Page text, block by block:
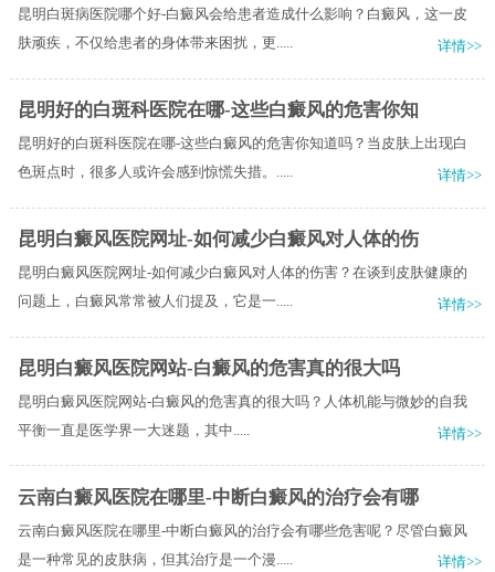
昆明白斑病医院哪个好-白癜风会给患者造成什么影响？白癜风，这一皮
肤顽疾，不仅给患者的身体带来困扰，更.....
详情>>
昆明好的白斑科医院在哪-这些白癜风的危害你知
昆明好的白斑科医院在哪-这些白癜风的危害你知道吗？当皮肤上出现白
色斑点时，很多人或许会感到惊慌失措。.....
详情>>
昆明白癜风医院网址-如何减少白癜风对人体的伤
昆明白癜风医院网址-如何减少白癜风对人体的伤害？在谈到皮肤健康的
问题上，白癜风常常被人们提及，它是一.....
详情>>
昆明白癜风医院网站-白癜风的危害真的很大吗
昆明白癜风医院网站-白癜风的危害真的很大吗？​人体机能与微妙的自我
平衡一直是医学界一大迷题，其中.....
详情>>
云南白癜风医院在哪里-中断白癜风的治疗会有哪
云南白癜风医院在哪里-中断白癜风的治疗会有哪些危害呢？尽管白癜风
是一种常见的皮肤病，但其治疗是一个漫.....
详情>>